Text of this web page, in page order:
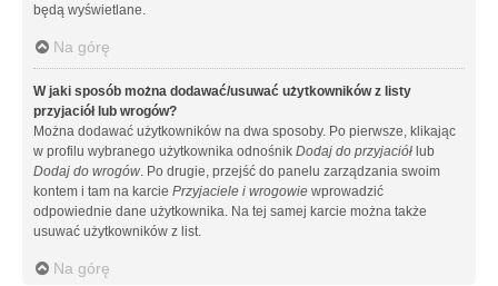
będą wyświetlane.
Na górę
W jaki sposób można dodawać/usuwać użytkowników z listy
przyjaciół lub wrogów?
Można dodawać użytkowników na dwa sposoby. Po pierwsze, klikając
w profilu wybranego użytkownika odnośnik Dodaj do przyjaciół lub
Dodaj do wrogów. Po drugie, przejść do panelu zarządzania swoim
kontem i tam na karcie Przyjaciele i wrogowie wprowadzić
odpowiednie dane użytkownika. Na tej samej karcie można także
usuwać użytkowników z list.
Na górę